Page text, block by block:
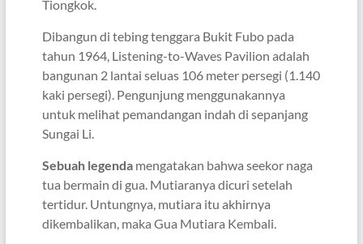
Tiongkok.
Dibangun di tebing tenggara Bukit Fubo pada
tahun 1964, Listening-to-Waves Pavilion adalah
bangunan 2 lantai seluas 106 meter persegi (1.140
kaki persegi). Pengunjung menggunakannya
untuk melihat pemandangan indah di sepanjang
Sungai Li.
Sebuah legenda mengatakan bahwa seekor naga
tua bermain di gua. Mutiaranya dicuri setelah
tertidur. Untungnya, mutiara itu akhirnya
dikembalikan, maka Gua Mutiara Kembali.